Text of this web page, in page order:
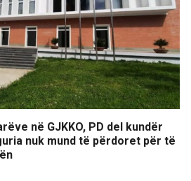
në GJKKO, PD del kundër
nuk mund të përdoret për të